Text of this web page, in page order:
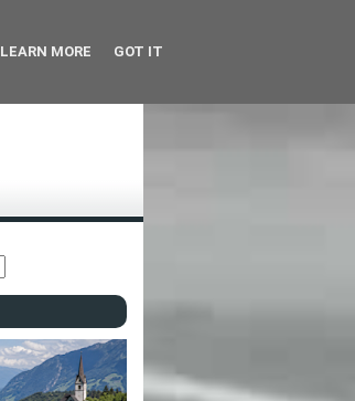
LEARN MORE GOT IT